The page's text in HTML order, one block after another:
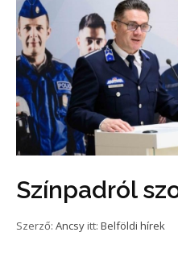
Színpadról
Szerző: Ancsy itt: Belföldi hírek